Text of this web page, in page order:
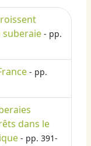
- pp.
- pp.
dans le
- pp. 391-